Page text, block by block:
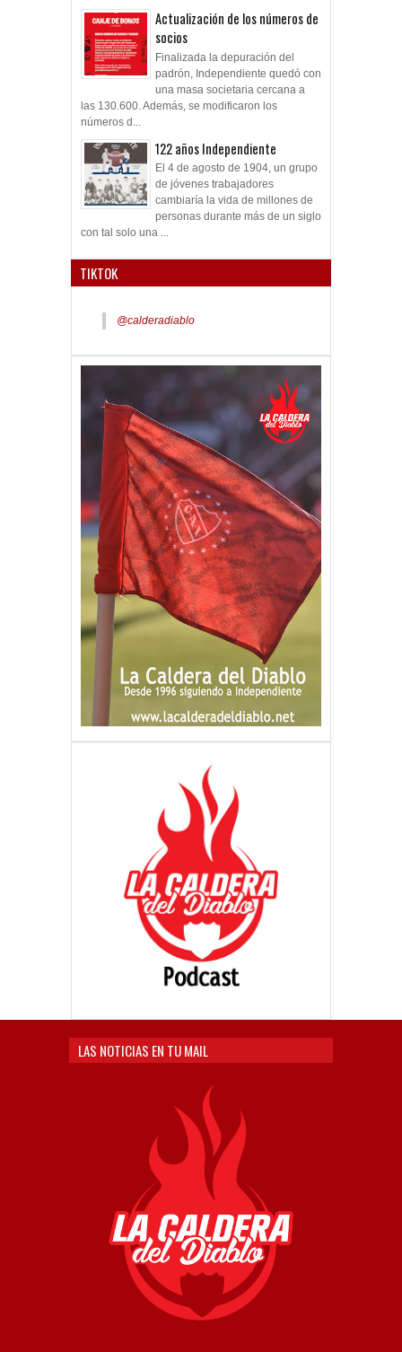
Actualización de los números de
socios
Finalizada la depuración del
padrón, Independiente quedó con
una masa societaria cercana a
las 130.600. Además, se modificaron los
números d...
122 años Independiente
El 4 de agosto de 1904, un grupo
de jóvenes trabajadores
cambiaría la vida de millones de
personas durante más de un siglo
con tal solo una ...
TIKTOK
@calderadiablo
LAS NOTICIAS EN TU MAIL